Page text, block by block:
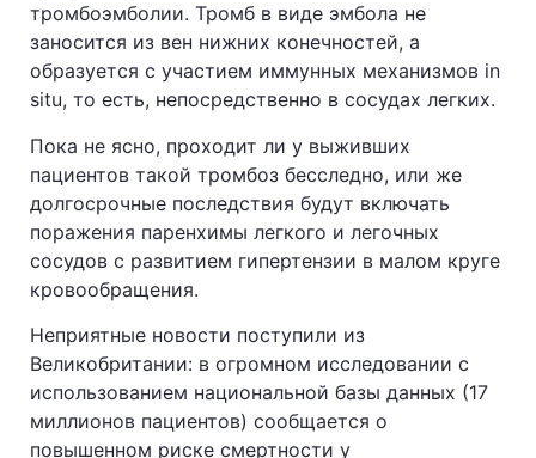
тромбоэмболии. Тромб в виде эмбола не
заносится из вен нижних конечностей, а
образуется с участием иммунных механизмов in
situ, то есть, непосредственно в сосудах легких.
Пока не ясно, проходит ли у выживших
пациентов такой тромбоз бесследно, или же
долгосрочные последствия будут включать
поражения паренхимы легкого и легочных
сосудов с развитием гипертензии в малом круге
кровообращения.
Неприятные новости поступили из
Великобритании: в огромном исследовании с
использованием национальной базы данных (17
миллионов пациентов) сообщается о
повышенном риске смертности у